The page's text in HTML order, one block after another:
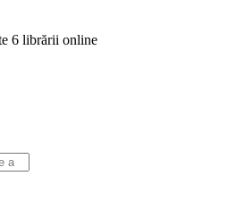
6 librării online